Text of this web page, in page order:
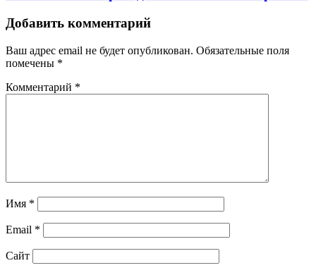
Добавить комментарий
Ваш адрес email не будет опубликован. Обязательные поля
помечены *
Комментарий *
Имя *
Email *
Сайт